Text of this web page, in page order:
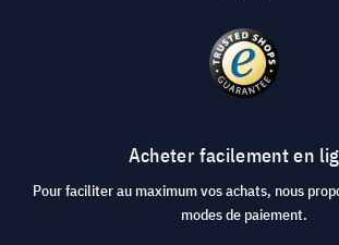
Acheter facilement en
Pour faciliter au maximum vos achats, nous
modes de paiement.